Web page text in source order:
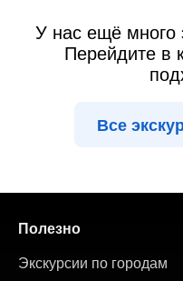
У нас ещё много
Перейдите в
Все
Полезно
Экскурсии по городам